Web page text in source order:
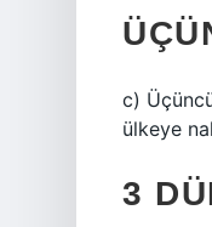
c)
ülkeye
3